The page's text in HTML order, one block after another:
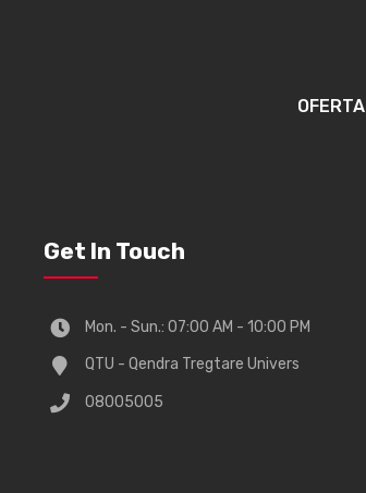
OFERTA
Get In Touch
Mon. - Sun.: 07:00 AM - 10:00 PM
QTU - Qendra Tregtare Univers
08005005